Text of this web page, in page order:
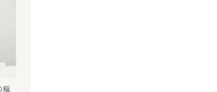
稲